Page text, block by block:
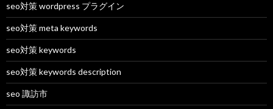
seo対策 wordpress プラグイン
seo対策 meta keywords
seo対策 keywords
seo対策 keywords description
seo 諏訪市